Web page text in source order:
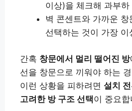
이상)을 체크해 과부하
벽 콘센트와 가까운
선택하는 것이 가장 이
간혹 창문에서 멀리 떨어진 방
선을 창문으로 끼워야 하는
이런 상황을 피하려면 설치
고려한 방 구조 선택이 중요합